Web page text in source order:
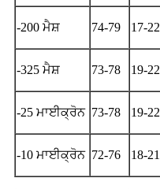
-200 ਮੈਸ਼ 74-79 17-22
-325 ਮੈਸ਼ 73-78 19-22
-25 ਮਾਈਕ੍ਰੋਨ 73-78 19-22
-10 ਮਾਈਕ੍ਰੋਨ 72-76 18-21